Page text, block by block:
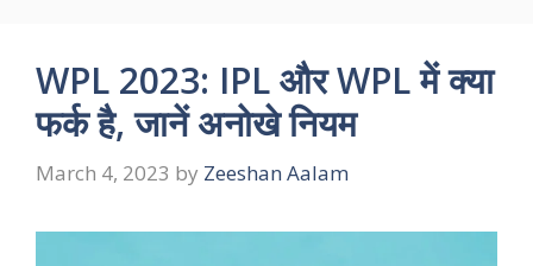
WPL 2023: IPL और WPL में क्या
फर्क है, जानें अनोखे नियम
March 4, 2023 by Zeeshan Aalam